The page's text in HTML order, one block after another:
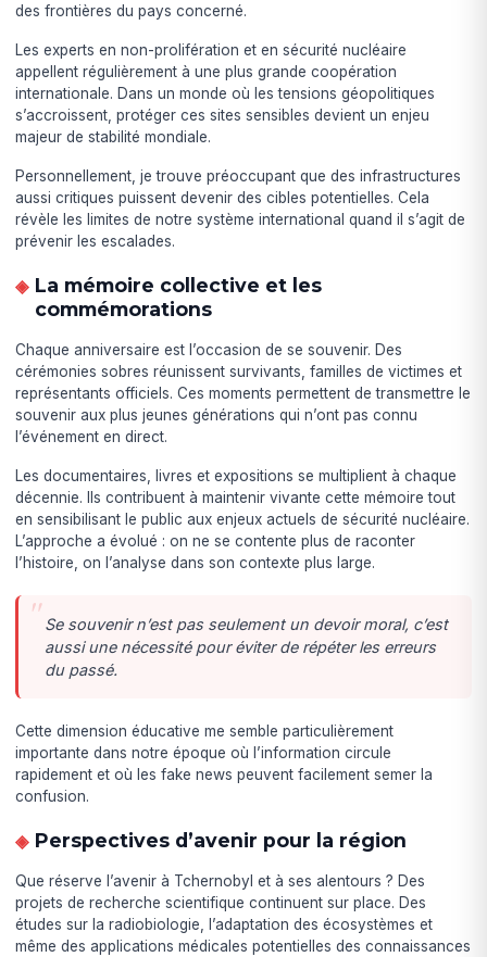
des frontières du pays concerné.
Les experts en non-prolifération et en sécurité nucléaire
appellent régulièrement à une plus grande coopération
internationale. Dans un monde où les tensions géopolitiques
s’accroissent, protéger ces sites sensibles devient un enjeu
majeur de stabilité mondiale.
Personnellement, je trouve préoccupant que des infrastructures
aussi critiques puissent devenir des cibles potentielles. Cela
révèle les limites de notre système international quand il s’agit de
prévenir les escalades.
La mémoire collective et les
commémorations
Chaque anniversaire est l’occasion de se souvenir. Des
cérémonies sobres réunissent survivants, familles de victimes et
représentants officiels. Ces moments permettent de transmettre le
souvenir aux plus jeunes générations qui n’ont pas connu
l’événement en direct.
Les documentaires, livres et expositions se multiplient à chaque
décennie. Ils contribuent à maintenir vivante cette mémoire tout
en sensibilisant le public aux enjeux actuels de sécurité nucléaire.
L’approche a évolué : on ne se contente plus de raconter
l’histoire, on l’analyse dans son contexte plus large.
Se souvenir n’est pas seulement un devoir moral, c’est
aussi une nécessité pour éviter de répéter les erreurs
du passé.
Cette dimension éducative me semble particulièrement
importante dans notre époque où l’information circule
rapidement et où les fake news peuvent facilement semer la
confusion.
Perspectives d’avenir pour la région
Que réserve l’avenir à Tchernobyl et à ses alentours ? Des
projets de recherche scientifique continuent sur place. Des
études sur la radiobiologie, l’adaptation des écosystèmes et
même des applications médicales potentielles des connaissances